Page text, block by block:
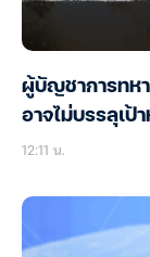
ผู้บัญชาการทห
อาจไม่บรรลุเป้
12:11 น.